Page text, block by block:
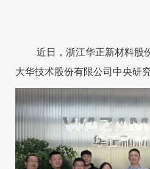
近日，浙江华正新材料股
大华技术股份有限公司中央研